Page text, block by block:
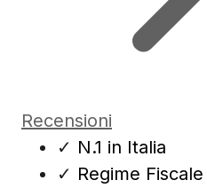
Recensioni
✓ N.1 in Italia
✓ Regime